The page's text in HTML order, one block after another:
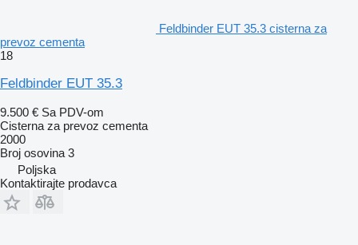
Feldbinder EUT 35.3 cisterna za
prevoz cementa
18
Feldbinder EUT 35.3
9.500 € Sa PDV-om
Cisterna za prevoz cementa
2000
Broj osovina 3
Poljska
Kontaktirajte prodavca